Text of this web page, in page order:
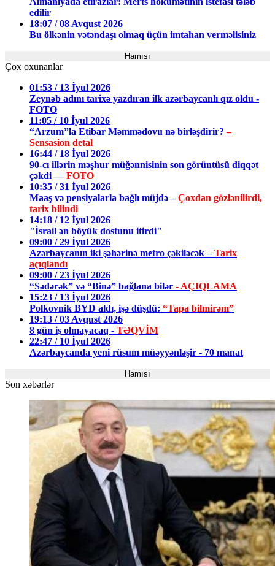
edilir
18:07 / 08 Avqust 2026
Bu ölkənin vətəndaşı olmaq üçün imtahan verməlisiniz
Hamısı
Çox oxunanlar
01:53 / 13 İyul 2026
Zeynəb adını tarixə yazdıran ilk azərbaycanlı qız oldu -
FOTO
11:05 / 10 İyul 2026
“Arzum”la Etibar Məmmədovu nə birləşdirir?–
Sensasion detal
16:44 / 18 İyul 2026
90-cı illərin məşhur müğənnisinin son görüntüsü diqqət
çəkdi —FOTO
10:35 / 31 İyul 2026
Maaş və pensiyalarla bağlı müjdə –Çoxdan gözlənilirdi,
tarix bilindi
14:18 / 12 İyul 2026
"İsrail ən böyük dostunu itirdi"
09:00 / 29 İyul 2026
Azərbaycanın iki şəhərinə metro çəkiləcək –Tarix
açıqlandı
09:00 / 23 İyul 2026
“Sədərək” və “Binə” bağlana bilər - AÇIQLAMA
15:23 / 13 İyul 2026
Polkovnik BYD aldı, işə düşdü: “Tapa bilmirəm”
19:13 / 03 Avqust 2026
8 gün iş olmayacaq - TƏQVİM
22:47 / 10 İyul 2026
Azərbaycanda yeni rüsum müəyyənləşir - 70 manat
Hamısı
Son xəbərlər